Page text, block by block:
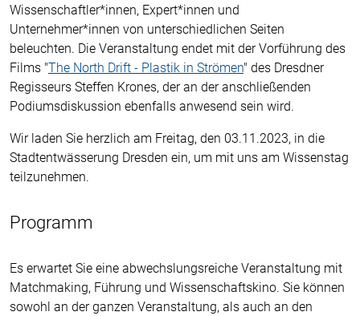
Wissenschaftler*innen, Expert*innen und
Unternehmer*innen von unterschiedlichen Seiten
beleuchten. Die Veranstaltung endet mit der Vorführung des
Films "The North Drift - Plastik in Strömen" des Dresdner
Regisseurs Steffen Krones, der an der anschließenden
Podiumsdiskussion ebenfalls anwesend sein wird.
Wir laden Sie herzlich am Freitag, den 03.11.2023, in die
Stadtentwässerung Dresden ein, um mit uns am Wissenstag
teilzunehmen.
Programm
Es erwartet Sie eine abwechslungsreiche Veranstaltung mit
Matchmaking, Führung und Wissenschaftskino. Sie können
sowohl an der ganzen Veranstaltung, als auch an den